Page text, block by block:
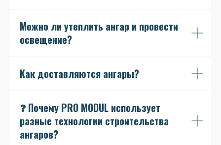
Можно ли утеплить ангар и провести
освещение?
Как доставляются ангары?
❓ Почему PRO MODUL использует
разные технологии строительства
ангаров?